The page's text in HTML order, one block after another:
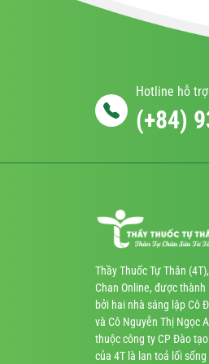
Hotline hỗ
(+84)
Thầy Thuốc Tự Thân
Chan Online, được
bởi hai nhà sáng lập Cô
và Cô Nguyễn Thị Ngọc
thuộc công ty CP Đào
của 4T là lan toả lối